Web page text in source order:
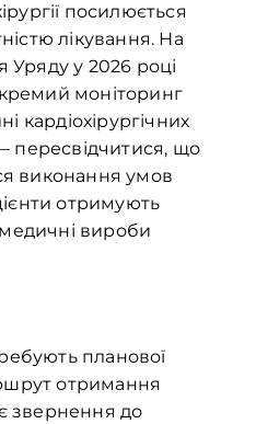
посилюється
лікування. На
у 2026 році
моніторинг
кардіохірургічних
пересвідчитися, що
виконання умов
отримують
медичні вироби
планової
отримання
звернення до